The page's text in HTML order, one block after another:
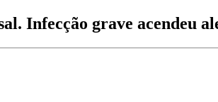
Infecção grave acendeu